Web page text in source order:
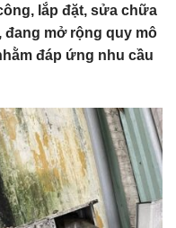
lắp đặt, sửa chữa
, đang mở rộng quy mô
đáp ứng nhu cầu